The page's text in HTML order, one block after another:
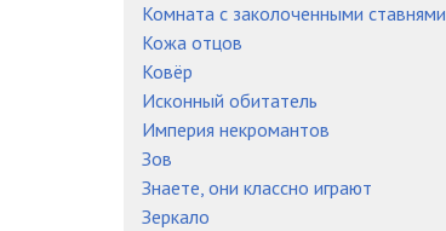
Комната с заколоченными ставнями
Кожа отцов
Ковёр
Исконный обитатель
Империя некромантов
Зов
Знаете, они классно играют
Зеркало